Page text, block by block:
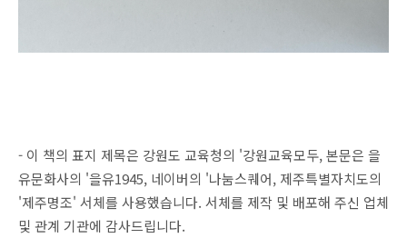
- 이 책의 표지 제목은 강원도 교육청의 '강원교육모두, 본문은 을
유문화사의 '을유1945, 네이버의 '나눔스퀘어, 제주특별자치도의
'제주명조' 서체를 사용했습니다. 서체를 제작 및 배포해 주신 업체
및 관계 기관에 감사드립니다.